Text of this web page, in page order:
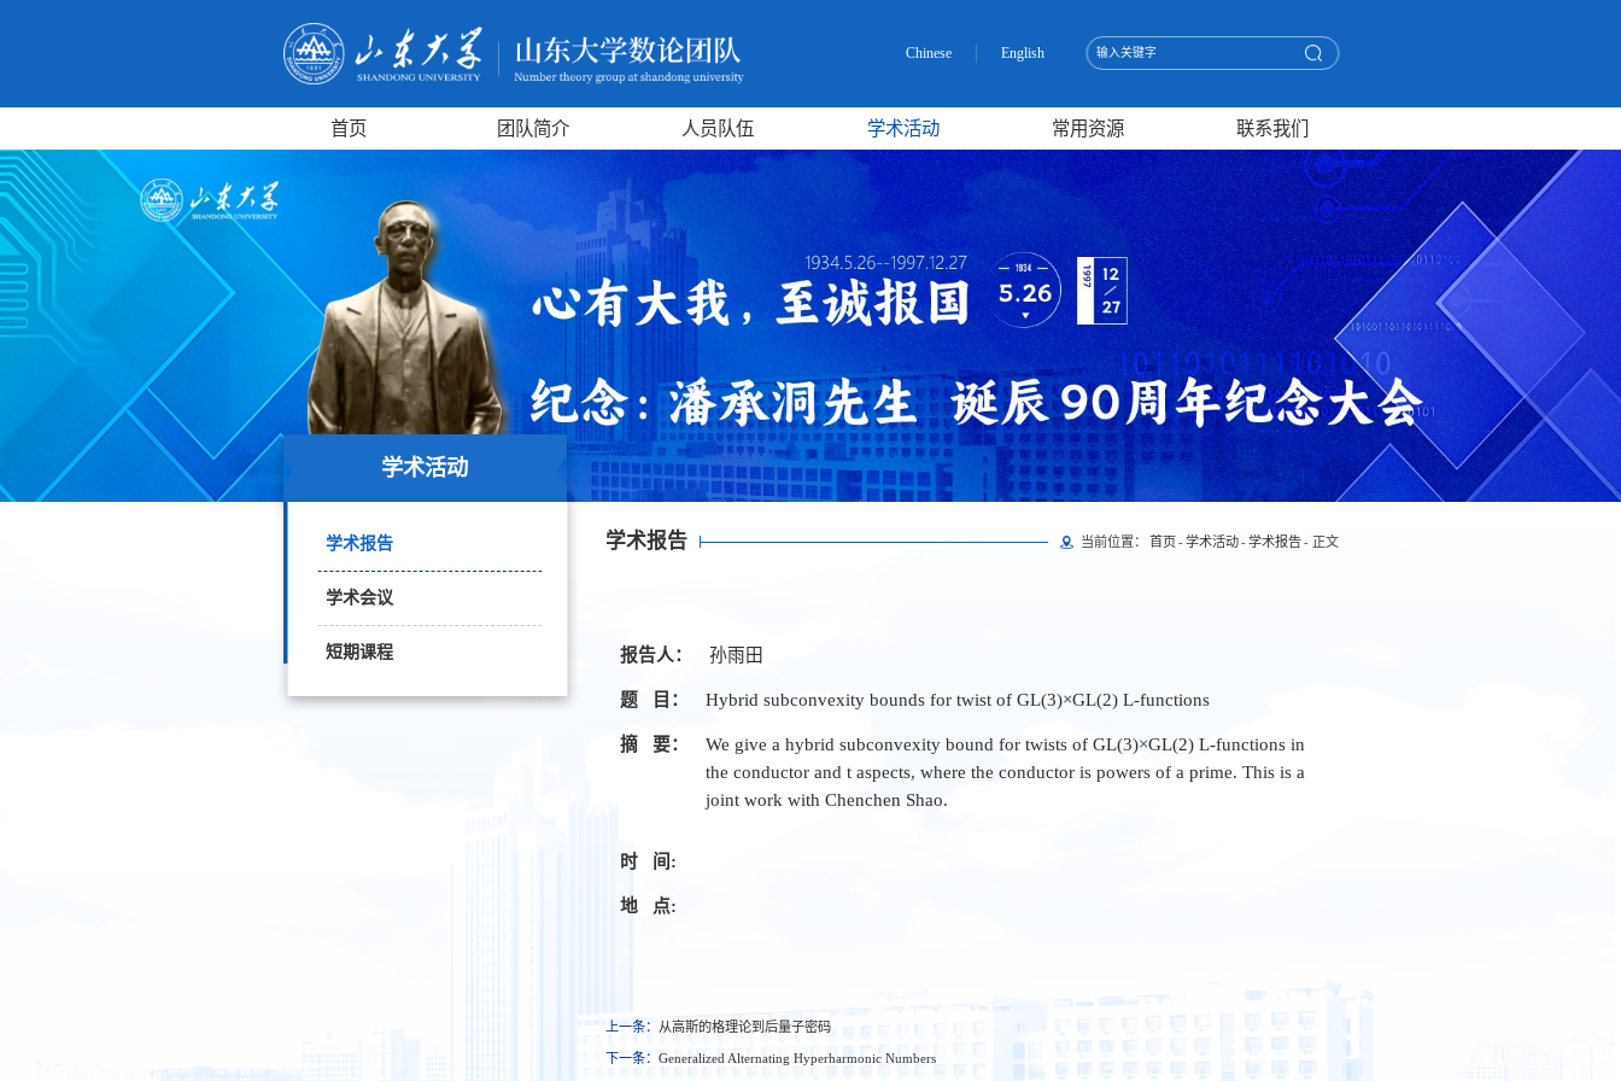
Chinese English
首页 团队简介 人员队伍 学术活动 常用资源 联系我们
学术活动
学术报告
学术会议
短期课程
学术报告 当前位置： 首页-学术活动-学术报告 - 正文
报告人： 孙雨田
题 目： Hybrid subconvexity bounds for twist of GL(3)×GL(2) L-functions
摘 要：
We give a hybrid subconvexity bound for twists of GL(3)×GL(2) L-functions in
the conductor and t aspects, where the conductor is powers of a prime. This is a
joint work with Chenchen Shao.
时 间:
地 点:
上一条： 从高斯的格理论到后量子密码
下一条： Generalized Alternating Hyperharmonic Numbers